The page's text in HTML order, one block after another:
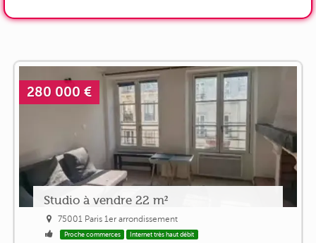
280 000 €
Studio à vendre 22 m²
75001 Paris 1er arrondissement
Proche commerces Internet très haut débit